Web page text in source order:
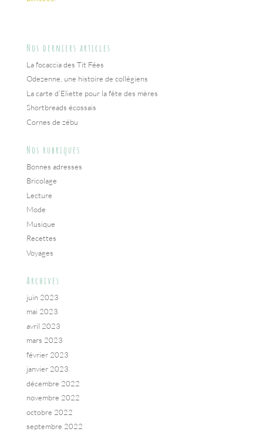
Nos derniers articles
La focaccia des Tit Fées
Odezenne, une histoire de collégiens
La carte d’Eliette pour la fête des mères
Shortbreads écossais
Cornes de zébu
Nos rubriques
Bonnes adresses
Bricolage
Lecture
Mode
Musique
Recettes
Voyages
Archives
juin 2023
mai 2023
avril 2023
mars 2023
février 2023
janvier 2023
décembre 2022
novembre 2022
octobre 2022
septembre 2022